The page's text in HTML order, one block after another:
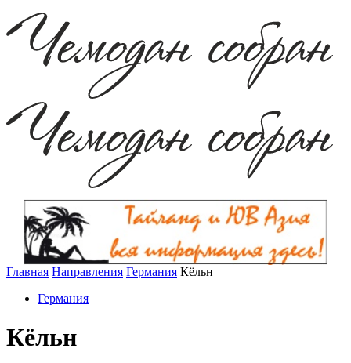
Главная Направления Германия Кёльн
Германия
Кёльн